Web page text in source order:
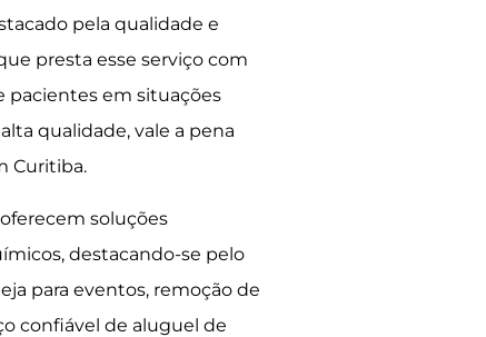
pela qualidade e
presta esse serviço com
pacientes em situações
qualidade, vale a pena
Curitiba.
soluções
destacando-se pelo
para eventos, remoção de
confiável de aluguel de